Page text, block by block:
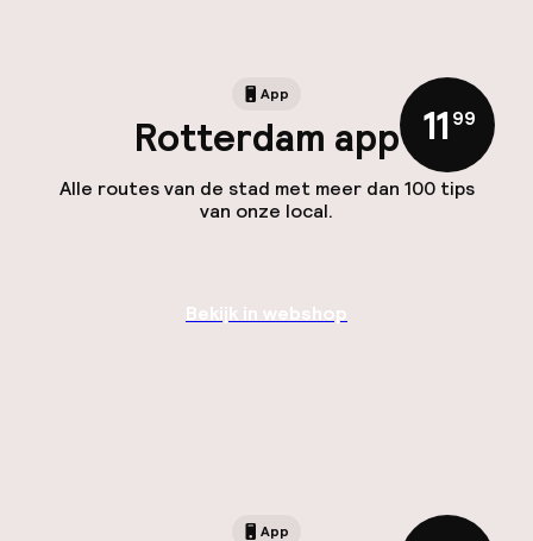
App
Rotterdam app
Alle routes van de stad met meer dan 100 tips
van onze local.
11 ,99
Bekijk in webshop
App